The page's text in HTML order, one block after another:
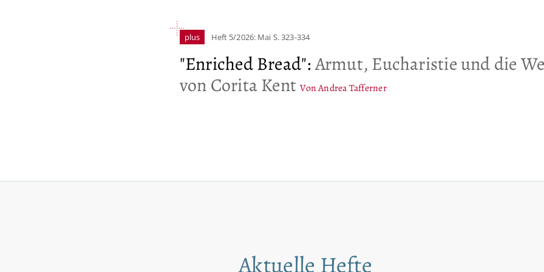
plus Heft 5/2026: Mai S. 323-334
"Enriched Bread":Armut, Eucharistie und die
von Corita Kent Von Andrea Tafferner
Aktuelle Hefte